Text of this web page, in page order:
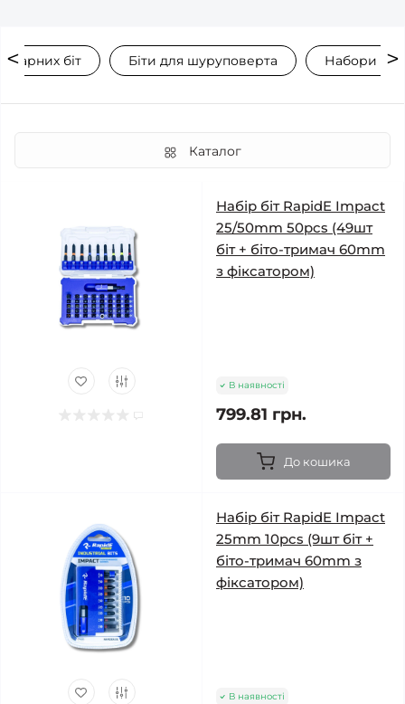
біт Біти для шуруповерта Набори
Каталог
Набір біт RapidE Impact
25/50mm 50pcs (49шт
біт + біто-тримач 60mm
з фіксатором)
В наявності
799.81 грн.
До кошика
Набір біт RapidE Impact
25mm 10pcs (9шт біт +
біто-тримач 60mm з
фіксатором)
В наявності